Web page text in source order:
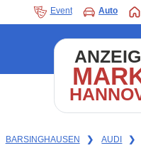
Event Auto
BARSINGHAUSEN ❯ AUDI ❯